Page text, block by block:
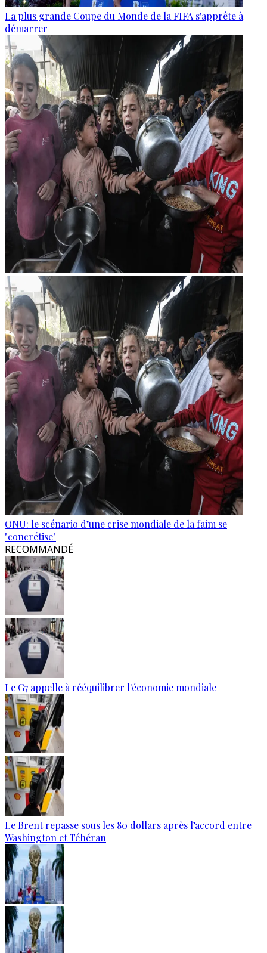
La plus grande Coupe du Monde de la FIFA s'apprête à
démarrer
ONU: le scénario d’une crise mondiale de la faim se
"concrétise"
RECOMMANDÉ
Le G7 appelle à rééquilibrer l'économie mondiale
Le Brent repasse sous les 80 dollars après l’accord entre
Washington et Téhéran